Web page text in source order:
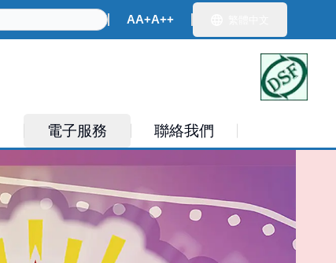
AA+A++
電子服務 聯絡我們